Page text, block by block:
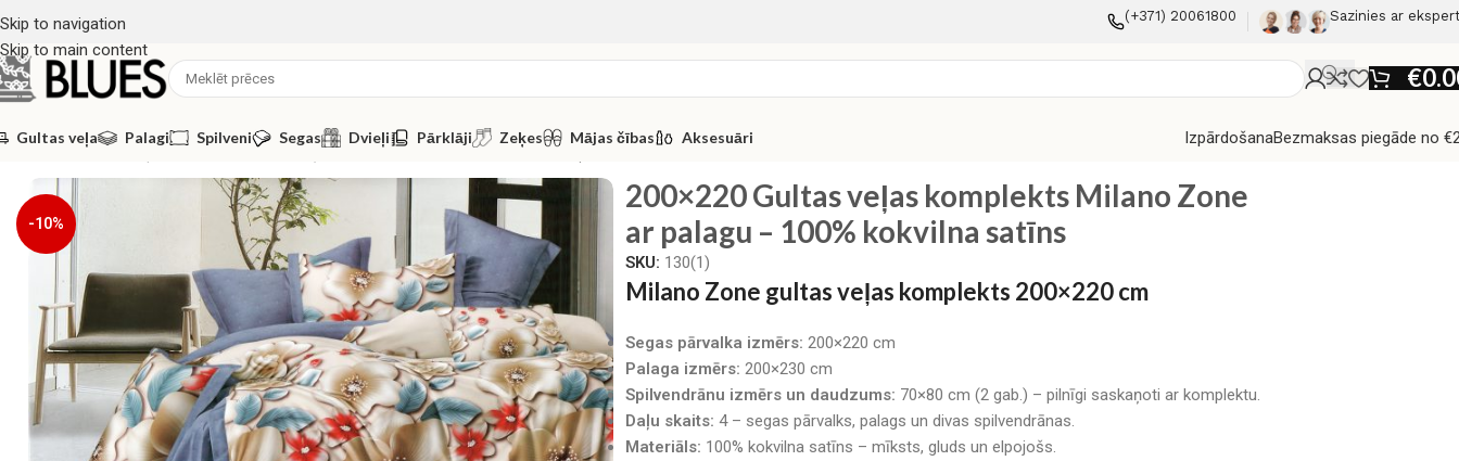
Skip to navigation
Skip to main content
(+371) 20061800 Sazinies ar
€
Gultas veļa Palagi Spilveni Segas Dvieļi Pārklāji Zeķes Mājas čības Aksesuāri IzpārdošanaBezmaksas piegāde no
Gultas veļa 200x220 GULTAS VEĻAS KOMPLEKTI 200×220 Gultas veļas komplekts Milano Zone ar palagu – 100% kokvilna satīns
-10%
200×220 Gultas veļas komplekts Milano Zone
ar palagu – 100% kokvilna satīns
SKU: 130(1)
Milano Zone gultas veļas komplekts 200×220 cm
Segas pārvalka izmērs: 200×220 cm
Palaga izmērs: 200×230 cm
Spilvendrānu izmērs un daudzums: 70×80 cm (2 gab.) – pilnīgi saskaņoti ar komplektu.
Daļu skaits: 4 – segas pārvalks, palags un divas spilvendrānas.
Materiāls: 100% kokvilna satīns – mīksts, gluds un elpojošs.